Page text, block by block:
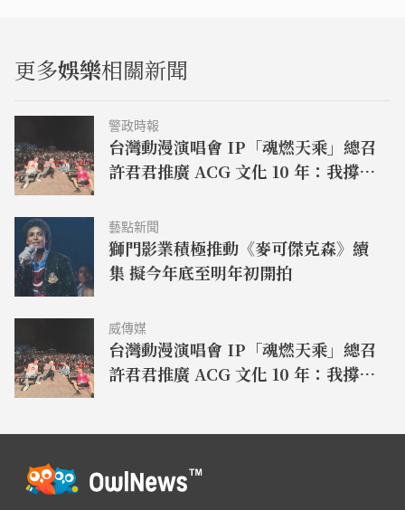
更多娛樂相關新聞
警政時報
台灣動漫演唱會 IP「魂燃天乘」總召
許君君推廣 ACG 文化 10 年：我撐過
藝點新聞
獅門影業積極推動《麥可傑克森》續
集 擬今年底至明年初開拍
威傳媒
台灣動漫演唱會 IP「魂燃天乘」總召
許君君推廣 ACG 文化 10 年：我撐過